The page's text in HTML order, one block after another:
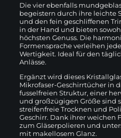
Die vier ebenfalls
begeistern durch ihre leichte
und den fein geschliffenen
in der Hand und bieten
höchsten Genuss. Die
Formensprache verleihen
Wertigkeit. Ideal für den
Anlässe.
Ergänzt wird dieses
Mikrofaser-Geschirrtücher in
fusselfreien Struktur, einer
und großzügigen Größe sind
streifenfreie Trocknen und
Geschirr. Dank ihrer weichen
zum Gläserpolieren und
mit makellosem Glanz.